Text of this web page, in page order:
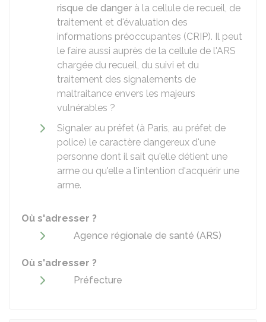
risque de danger à la cellule de recueil, de
traitement et d'évaluation des
informations préoccupantes (CRIP). Il peut
le faire aussi auprès de la cellule de l'ARS
chargée du recueil, du suivi et du
traitement des signalements de
maltraitance envers les majeurs
vulnérables ?
Signaler au préfet (à Paris, au préfet de
police) le caractère dangereux d'une
personne dont il sait qu'elle détient une
arme ou qu'elle a l'intention d'acquérir une
arme.
Où s'adresser ?
Agence régionale de santé (ARS)
Où s'adresser ?
Préfecture